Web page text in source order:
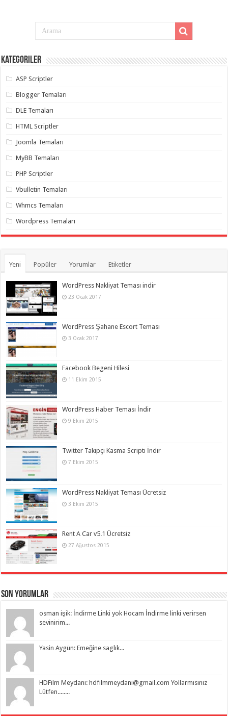
Kategoriler
ASP Scriptler
Blogger Temaları
DLE Temaları
HTML Scriptler
Joomla Temaları
MyBB Temaları
PHP Scriptler
Vbulletin Temaları
Whmcs Temaları
Wordpress Temaları
Yeni Popüler Yorumlar Etiketler
WordPress Nakliyat Teması indir
23 Ocak 2017
WordPress Şahane Escort Teması
3 Ocak 2017
Facebook Begeni Hilesi
11 Ekim 2015
WordPress Haber Teması İndir
9 Ekim 2015
Twitter Takipçi Kasma Scripti İndir
7 Ekim 2015
WordPress Nakliyat Teması Ücretsiz
3 Ekim 2015
Rent A Car v5.1 Ücretsiz
27 Ağustos 2015
Son Yorumlar
osman işik: İndirme Linki yok Hocam İndirme linki verirsen
sevinirim...
Yasin Aygün: Emeğine saglık...
HDFilm Meydanı: hdfilmmeydani@gmail.com Yollarmısınız
Lütfen........